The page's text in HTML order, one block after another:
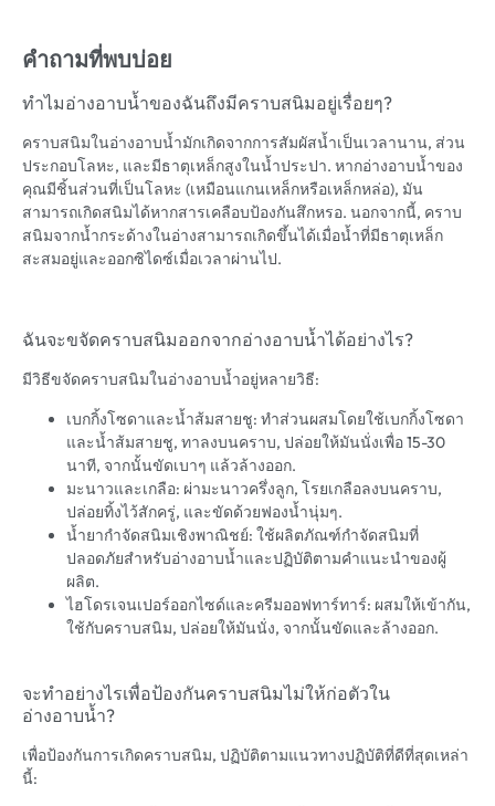
คำถามที่พบบ่อย
ทำไมอ่างอาบน้ำของฉันถึงมีคราบสนิมอยู่เรื่อยๆ?
คราบสนิมในอ่างอาบน้ำมักเกิดจากการสัมผัสน้ำเป็นเวลานาน, ส่วน
ประกอบโลหะ, และมีธาตุเหล็กสูงในน้ำประปา. หากอ่างอาบน้ำของ
คุณมีชิ้นส่วนที่เป็นโลหะ (เหมือนแกนเหล็กหรือเหล็กหล่อ), มัน
สามารถเกิดสนิมได้หากสารเคลือบป้องกันสึกหรอ. นอกจากนี้, คราบ
สนิมจากน้ำกระด้างในอ่างสามารถเกิดขึ้นได้เมื่อน้ำที่มีธาตุเหล็ก
สะสมอยู่และออกซิไดซ์เมื่อเวลาผ่านไป.
ฉันจะขจัดคราบสนิมออกจากอ่างอาบน้ำได้อย่างไร?
มีวิธีขจัดคราบสนิมในอ่างอาบน้ำอยู่หลายวิธี:
เบกกิ้งโซดาและน้ำส้มสายชู: ทำส่วนผสมโดยใช้เบกกิ้งโซดา
และน้ำส้มสายชู, ทาลงบนคราบ, ปล่อยให้มันนั่งเพื่อ 15-30
นาที, จากนั้นขัดเบาๆ แล้วล้างออก.
มะนาวและเกลือ: ผ่ามะนาวครึ่งลูก, โรยเกลือลงบนคราบ,
ปล่อยทิ้งไว้สักครู่, และขัดด้วยฟองน้ำนุ่มๆ.
น้ำยากำจัดสนิมเชิงพาณิชย์: ใช้ผลิตภัณฑ์กำจัดสนิมที่
ปลอดภัยสำหรับอ่างอาบน้ำและปฏิบัติตามคำแนะนำของผู้
ผลิต.
ไฮโดรเจนเปอร์ออกไซด์และครีมออฟทาร์ทาร์: ผสมให้เข้ากัน,
ใช้กับคราบสนิม, ปล่อยให้มันนั่ง, จากนั้นขัดและล้างออก.
จะทำอย่างไรเพื่อป้องกันคราบสนิมไม่ให้ก่อตัวใน
อ่างอาบน้ำ?
เพื่อป้องกันการเกิดคราบสนิม, ปฏิบัติตามแนวทางปฏิบัติที่ดีที่สุดเหล่า
นี้: